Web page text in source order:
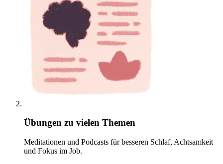
Übungen zu vielen Themen
Meditationen und Podcasts für besseren Schlaf, Achtsamkeit
und Fokus im Job.